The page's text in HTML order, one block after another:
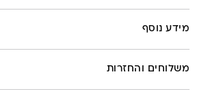
מוצר
מידע נוסף
משלוחים והחזרות